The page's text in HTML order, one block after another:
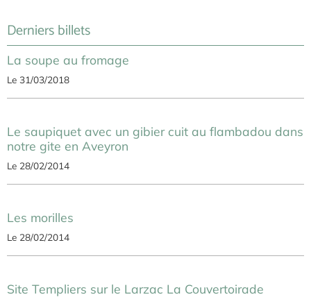
Derniers billets
La soupe au fromage
Le 31/03/2018
notre gite en Aveyron
Le 28/02/2014